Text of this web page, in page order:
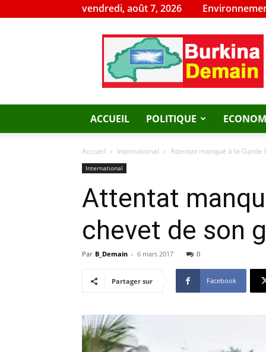
vendredi, août 7, 2026
Burkina
Demain
ACCUEIL POLITIQUE
Accueil International Attentat manqué à la Garde
International
Attentat
chevet de son
Par B_Demain - 6 mars 2017 0
Partager sur Facebook